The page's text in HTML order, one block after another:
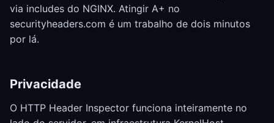
via includes do NGINX. Atingir A+ no
securityheaders.com é um trabalho de dois minutos
por lá.
Privacidade
O HTTP Header Inspector funciona inteiramente no